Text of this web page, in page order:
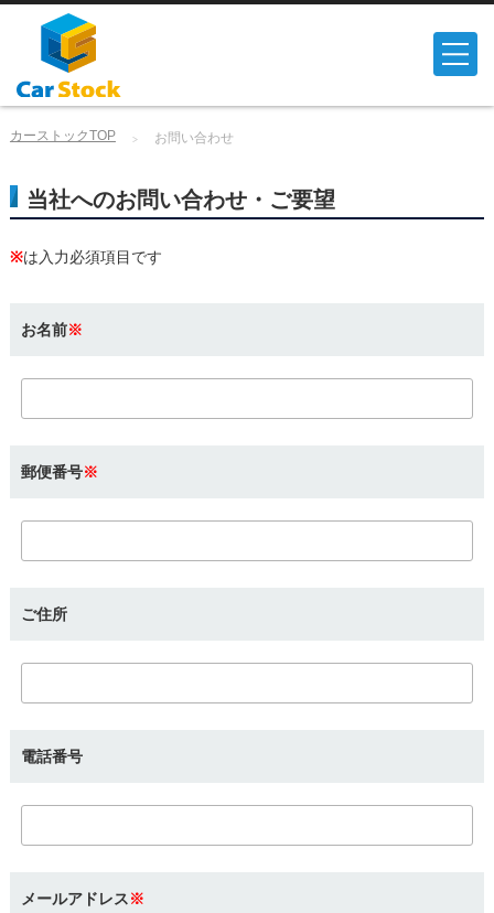
カーストックTOP お問い合わせ
当社へのお問い合わせ・ご要望
※は入力必須項目です
お名前※
郵便番号※
ご住所
電話番号
メールアドレス※